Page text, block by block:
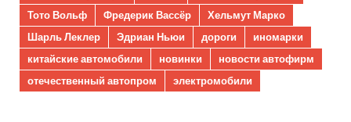
Тото Вольф
Фредерик Вассёр
Хельмут Марко
Шарль Леклер
Эдриан Ньюи дороги
иномарки
китайские автомобили
новинки
новости автофирм
отечественный автопром
электромобили